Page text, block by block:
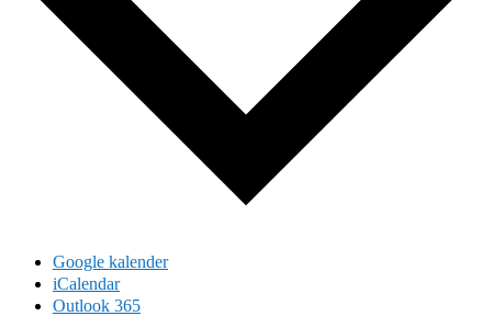
Google kalender
iCalendar
Outlook 365